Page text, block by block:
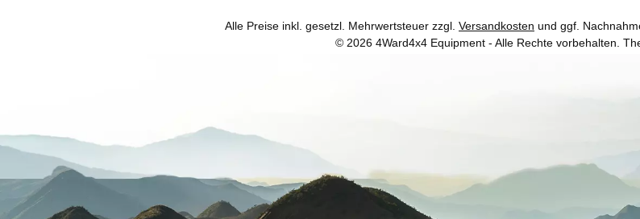
Alle Preise inkl. gesetzl. Mehrwertsteuer zzgl. Versandkosten und ggf.
© 2026 4Ward4x4 Equipment - Alle Rechte vorbehalten.